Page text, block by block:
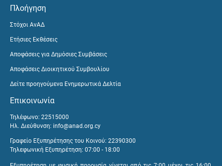
Πλοήγηση
Στόχοι ΑνΑΔ
Ετήσιες Εκθέσεις
Αποφάσεις για Δημόσιες Συμβάσεις
Αποφάσεις Διοικητικού Συμβουλίου
Δείτε προηγούμενα Ενημερωτικά Δελτία
Επικοινωνία
Τηλέφωνο: 22515000
Ηλ. Διεύθυνση: info@anad.org.cy
Γραφείο Εξυπηρέτησης του Κοινού: 22390300
Τηλεφωνική Εξυπηρέτηση: 07:00 - 18:00